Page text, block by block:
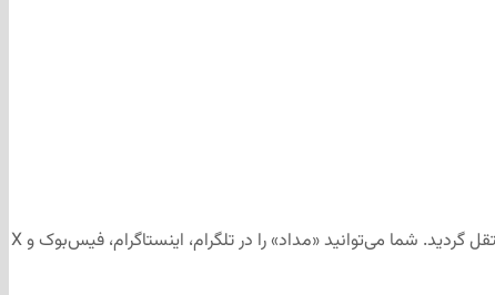
این مطلب برای رسانه‌های اجتماعی «مداد» تهیه و ابتدا در کانال تلگرامی «مداد» به آدرس منتشر شد و سپس جهت آرشیو به وب‌سایت «مداد» منتقل گردید. شما می‌توانید «مداد» را در تلگرام، اینستاگرام، فیس‌بوک و X